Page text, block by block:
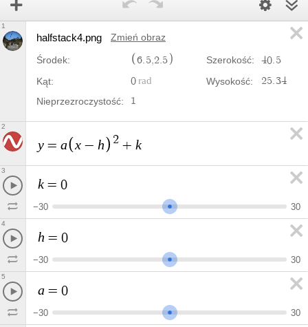
halfstack4.png Zmień obraz
Środek: 6 5, 2 5 Szerokość: 40 5
Kąt:
0 Wysokość: 25.34
Nieprzezroczystość:
1
1
y = a x − h 2 + k
2
k = 0
−30 30
3
h = 0
−30 30
4
a = 0
−30 30
5